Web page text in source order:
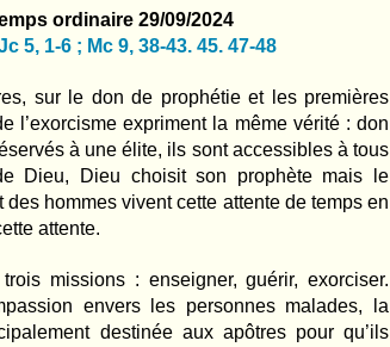
ordinaire 29/09/2024
5, 1-6 ; Mc 9, 38-43. 45. 47-48
sur le don de prophétie et les premières
l’exorcisme expriment la même vérité : don
à une élite, ils sont accessibles à tous
Dieu, Dieu choisit son prophète mais le
hommes vivent cette attente de temps en
attente.
missions : enseigner, guérir, exorciser.
envers les personnes malades, la
destinée aux apôtres pour qu’ils